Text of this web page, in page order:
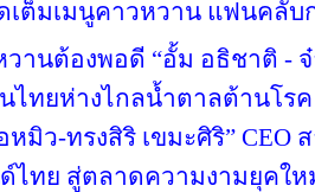
เต็มเมนูคาวหวาน แฟนคลั
วานต้องพอดี “อั้ม อธิชาติ -
ไทยห่างไกลน้ำตาลต้านโรค
หมิว-ทรงสิริ เขมะศิริ” CEO
ไทย สู่ตลาดความงามยุคใ